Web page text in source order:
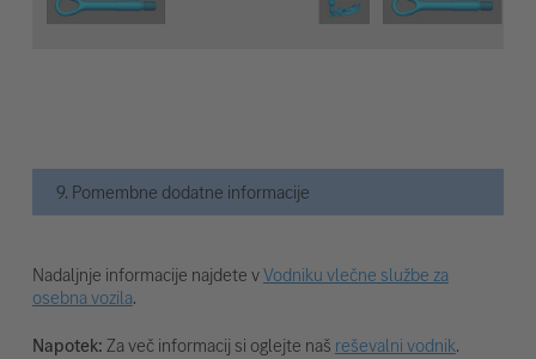
9. Pomembne dodatne informacije
Nadaljnje informacije najdete vVodniku vlečne službe za
osebna vozila.
Napotek:Za več informacij si oglejte naš reševalni vodnik.